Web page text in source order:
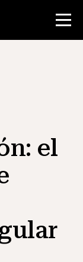
NHD
el